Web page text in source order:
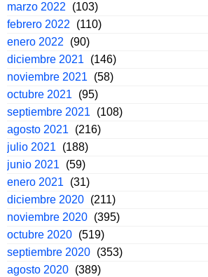
marzo 2022
(103)
febrero 2022
(110)
enero 2022
(90)
diciembre 2021
(146)
noviembre 2021
(58)
octubre 2021
(95)
septiembre 2021
(108)
agosto 2021
(216)
julio 2021
(188)
junio 2021
(59)
enero 2021
(31)
diciembre 2020 (211)
noviembre 2020 (395)
octubre 2020 (519)
septiembre 2020 (353)
agosto 2020 (389)